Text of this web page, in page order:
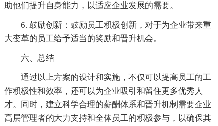
助他们提升自身能力，以适应企业发展的需要。
6. 鼓励创新：鼓励员工积极创新，对于为企业带来重
大变革的员工给予适当的奖励和晋升机会。
六、总结
通过以上方案的设计和实施，不仅可以提高员工的工
作积极性和效率，还可以为企业吸引和留住更多优秀人
才。同时，建立科学合理的薪酬体系和晋升机制需要企业
高层管理者的大力支持和全体员工的积极参与，以确保其